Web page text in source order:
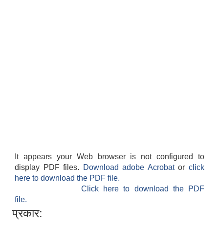
It appears your Web browser is not configured to
display PDF files.
Download adobe Acrobatorclick
here to download the PDF file.
Click here to download the PDF
file.
प्रकार: